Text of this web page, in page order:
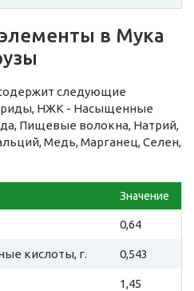
в Мука
следующие
НЖК - Насыщенные
Пищевые волокна, Натрий,
Медь, Марганец, Селен,
Значение
0,64
кислоты, г. 0,543
1,45